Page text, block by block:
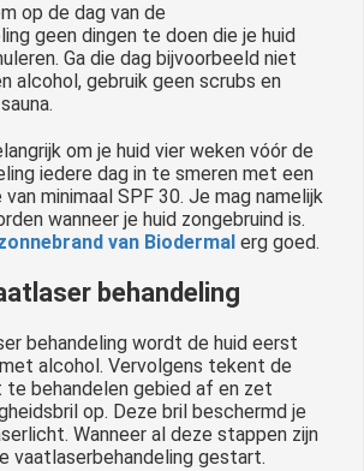
op de dag van de
geen dingen te doen die je huid
Ga die dag bijvoorbeeld niet
alcohol, gebruik geen scrubs en
om je huid vier weken vóór de
iedere dag in te smeren met een
minimaal SPF 30. Je mag namelijk
wanneer je huid zongebruind is.
van Biodermal erg goed.
behandeling
behandeling wordt de huid eerst
alcohol. Vervolgens tekent de
behandelen gebied af en zet
op. Deze bril beschermd je
Wanneer al deze stappen zijn
vaatlaserbehandeling gestart.